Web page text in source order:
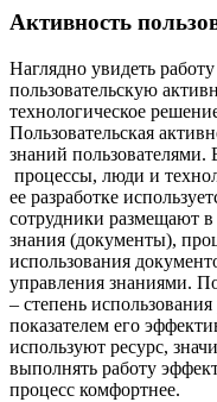
Активность
Наглядно увидеть
пользовательскую
технологическое
Пользовательская
знаний
процессы, люди и
ее разработке
сотрудники размещают
знания (документы),
использования
управления знаниями.
– степень
показателем его
используют ресурс,
выполнять работу
процесс комфортнее.